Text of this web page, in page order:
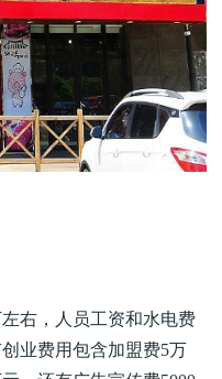
右，人员工资和水电费
业费用包含加盟费5万